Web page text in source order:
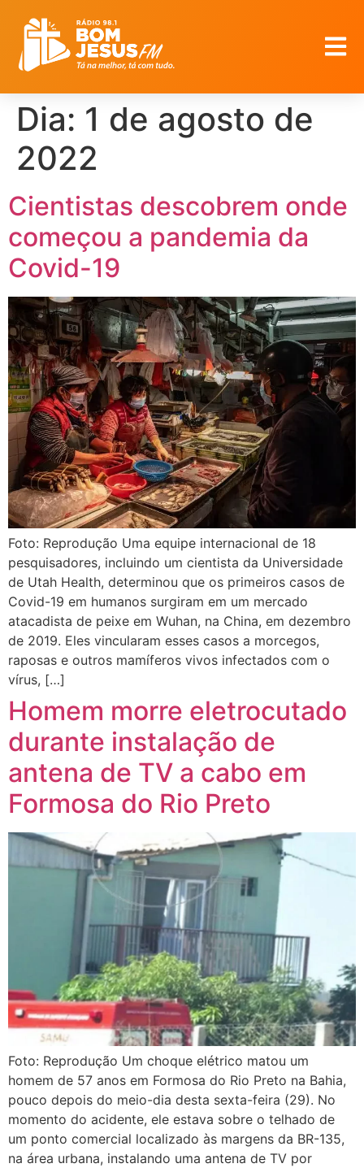
Dia: 1 de agosto de
2022
Cientistas descobrem onde
começou a pandemia da
Covid-19
Foto: Reprodução Uma equipe internacional de 18
pesquisadores, incluindo um cientista da Universidade
de Utah Health, determinou que os primeiros casos de
Covid-19 em humanos surgiram em um mercado
atacadista de peixe em Wuhan, na China, em dezembro
de 2019. Eles vincularam esses casos a morcegos,
raposas e outros mamíferos vivos infectados com o
vírus, […]
Homem morre eletrocutado
durante instalação de
antena de TV a cabo em
Formosa do Rio Preto
Foto: Reprodução Um choque elétrico matou um
homem de 57 anos em Formosa do Rio Preto na Bahia,
pouco depois do meio-dia desta sexta-feira (29). No
momento do acidente, ele estava sobre o telhado de
um ponto comercial localizado às margens da BR-135,
na área urbana, instalando uma antena de TV por